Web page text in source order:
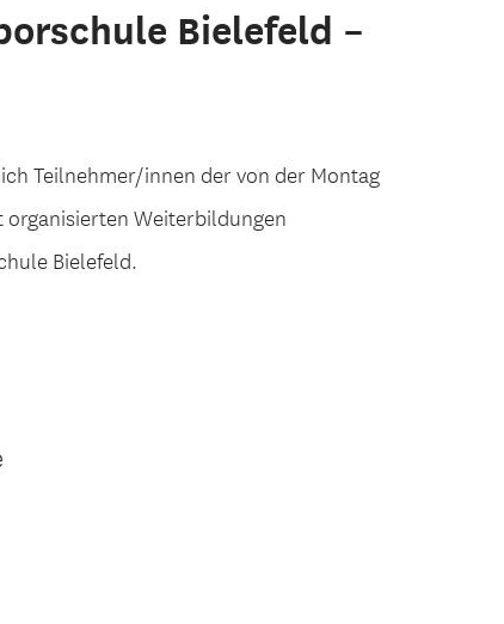
Bielefeld –
Teilnehmer/innen der von der Montag
Weiterbildungen
Bielefeld.